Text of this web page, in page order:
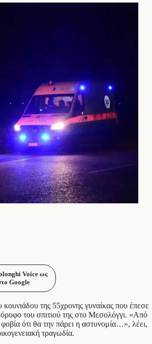
Voice ως
Google
κουνιάδου της 55χρονης γυναίκας που έπεσε
του σπιτιού της στο Μεσολόγγι. «Από
ότι θα την πάρει η αστυνομία…», λέει,
τραγωδία.